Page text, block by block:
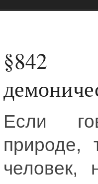
§842
Если
природе,
человек,